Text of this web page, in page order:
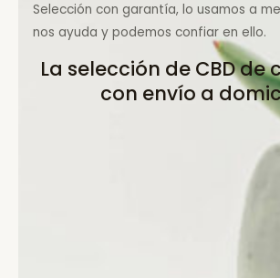
Selección con garantía, lo usamos a
nos ayuda y podemos confiar en ello.
La selección de CBD de
con envío a